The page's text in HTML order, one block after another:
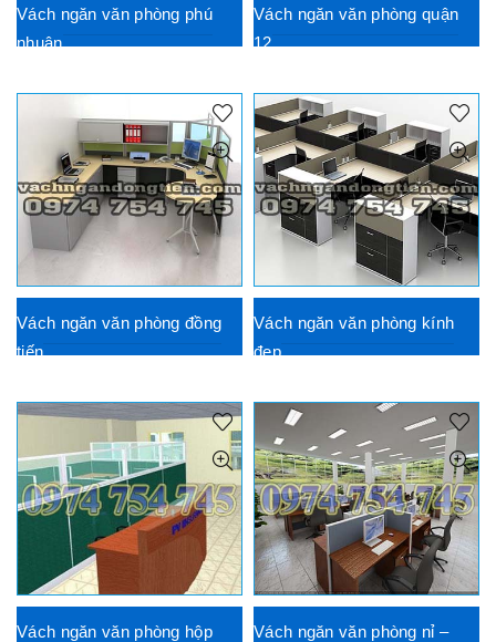
Vách ngăn văn phòng phú
nhuận
Vách ngăn văn phòng quận
12
Vách ngăn văn phòng đồng
tiến
Vách ngăn văn phòng kính
đẹp
Vách ngăn văn phòng hộp
Vách ngăn văn phòng nỉ –